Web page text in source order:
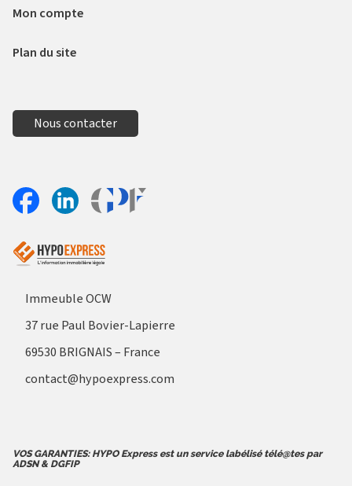
Mon compte
Plan du site
Nous contacter
Immeuble OCW
37 rue Paul Bovier-Lapierre
69530 BRIGNAIS – France
contact@hypoexpress.com
VOS GARANTIES: HYPO Express est un service labélisé télé@tes par
ADSN & DGFIP